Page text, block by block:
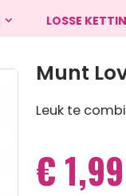
LOSSE
Munt
Leuk te
€ 1,99